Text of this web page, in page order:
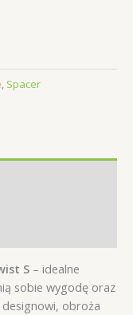
Spacer
S – idealne
sobie wygodę oraz
obroża